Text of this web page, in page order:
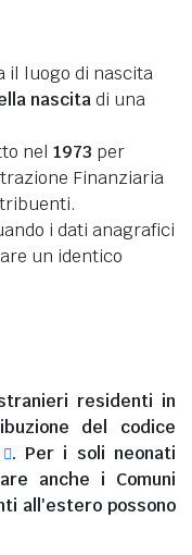
il luogo di nascita
nascitadi una
nel 1973 per
Finanziaria
i dati anagrafici
un identico
residenti in
del codice
. Per i soli neonati
anche i Comuni
all'esteropossono